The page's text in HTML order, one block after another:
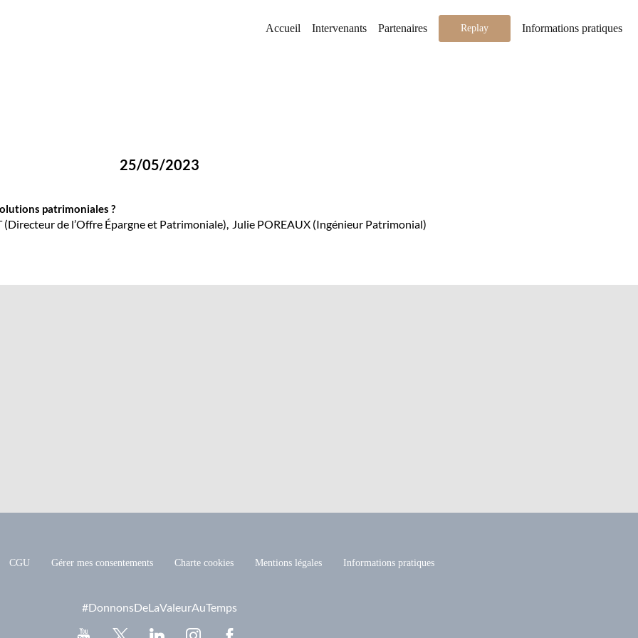
Accueil Intervenants Partenaires Replay Informations pratiques
25/05/2023
patrimoniales ?
(Directeur de l’Offre Épargne et Patrimoniale) Julie POREAUX (Ingénieur Patrimonial)
CGU Gérer mes consentements Charte cookies Mentions légales Informations pratiques
#DonnonsDeLaValeurAuTemps